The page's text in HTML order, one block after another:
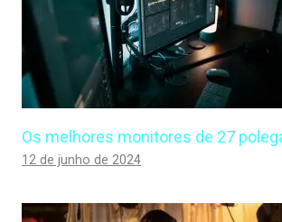
Os melhores monitores de 27
12 de junho de 2024